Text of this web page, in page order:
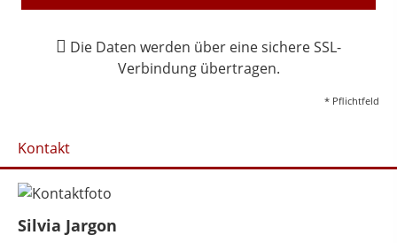
Die Daten werden über eine sichere SSL-
Verbindung übertragen.
* Pflichtfeld
Kontakt
Silvia Jargon